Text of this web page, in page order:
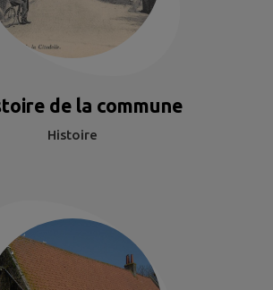
de la commune
Histoire